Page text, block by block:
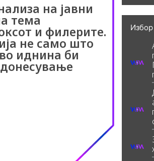
на јавни
тема
и филерите.
не само што
иднина би